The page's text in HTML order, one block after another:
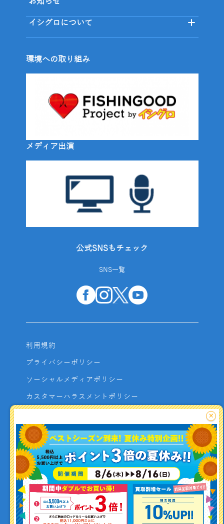
釣り情報を
投稿する
イシグロについて
環境への取り組み
メディア出演
公式SNSもチェック
SNS一覧
利用規約
プライバシーポリシー
ソーシャルメディアポリシー
カスタマーハラスメントポリシー
よくあるご質問
お問い合わせ
利用者資金の保全方法
×